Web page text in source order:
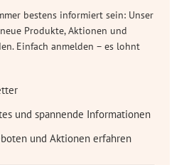
bestens informiert sein: Unser
Produkte, Aktionen und
Einfach anmelden – es lohnt
und spannende Informationen
und Aktionen erfahren